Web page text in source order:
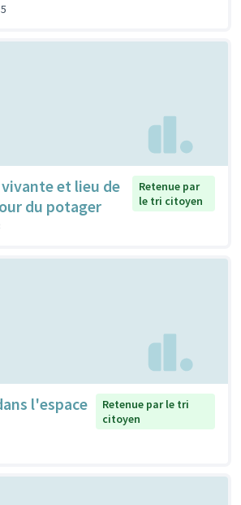
5
et lieu de
du potager
Retenue par
le tri citoyen
l'espace
Retenue par le tri
citoyen